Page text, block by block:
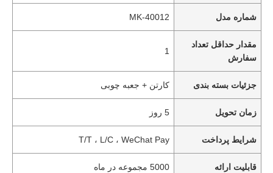
شماره مدل MK-40012
مقدار حداقل تعداد
سفارش
1
جزئیات بسته بندی کارتن + جعبه چوبی
زمان تحویل 5 روز
شرایط پرداخت T/T ، L/C ، WeChat Pay
قابلیت ارائه 5000 مجموعه در ماه